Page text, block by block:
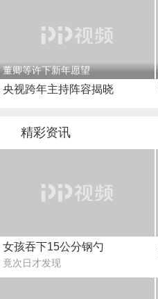
董卿等许下新年愿望
央视跨年主持阵容揭晓
精彩资讯
女孩吞下15公分钢勺
竟次日才发现